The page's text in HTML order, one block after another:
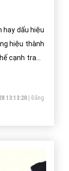
hay dấu hiệu
hiệu thành
cạnh tranh
dụ điển hình
13:13:20|Đăng